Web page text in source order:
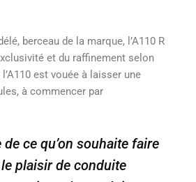
berceau de la marque, l’A110 R
et du raffinement selon
est vouée à laisser une
à commencer par
de ce qu’on souhaite faire
plaisir de conduite